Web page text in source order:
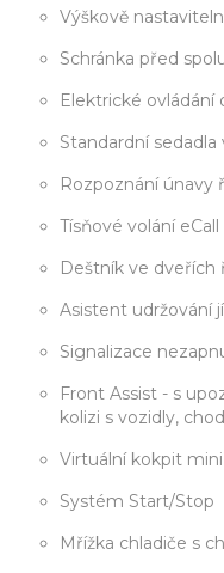
Výškově
Schránka před
Elektrické ovládání
Standardní sedadla
Rozpoznání únavy
Tísňové volání eCall
Deštník ve dveřích
Asistent udržování
Signalizace
Front Assist - s
kolizi s vozidly,
Virtuální kokpit
Systém Start/Stop
Mřížka chladiče s